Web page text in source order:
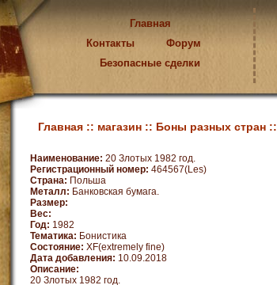
Главная
Контакты
Форум
Безопасные сделки
Главная :: магазин :: Боны разных стран ::
Наименование: 20 Злотых 1982 год.
Регистрационный номер: 464567(Les)
Страна: Польша
Металл: Банковская бумага.
Размер:
Вес:
Год: 1982
Тематика: Бонистика
Состояние: XF(extremely fine)
Дата добавления: 10.09.2018
Описание:
20 Злотых 1982 год.